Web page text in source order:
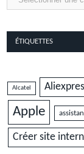
ÉTIQUETTES
Alcatel
Apple
Créer site